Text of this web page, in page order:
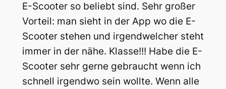
E-Scooter so beliebt sind. Sehr großer
Vorteil: man sieht in der App wo die E-
Scooter stehen und irgendwelcher steht
immer in der nähe. Klasse!!! Habe die E-
Scooter sehr gerne gebraucht wenn ich
schnell irgendwo sein wollte. Wenn alle